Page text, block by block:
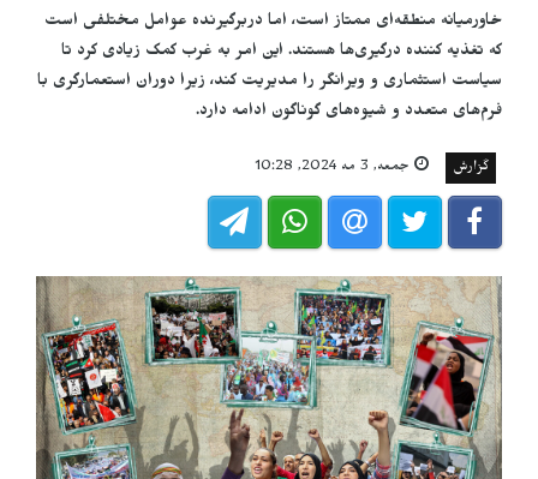
خاورمیانه منطقه‌ای ممتاز است، اما دربرگیرنده عوامل مختلفی است
که تغذیه کننده درگیری‌ها هستند. این امر به غرب کمک زیادی کرد تا
سیاست استثماری و ویرانگر را مدیریت کند، زیرا دوران استعمارگری با
فرم‌های متعدد و شیوه‌های گوناگون ادامه دارد.
گزارش جمعه, 3 مه 2024, 10:28